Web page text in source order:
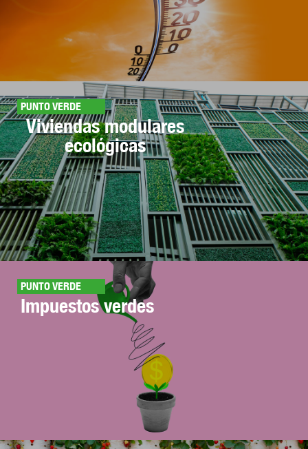
PUNTO VERDE
Viviendas modulares
ecológicas
PUNTO VERDE
Impuestos verdes